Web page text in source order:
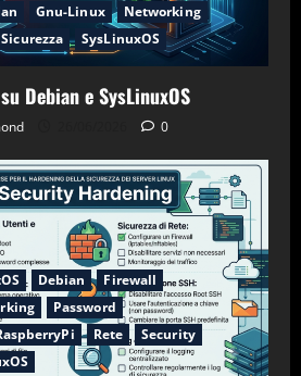
Gnu-Linux
Networking
Sicurezza SysLinuxOS
Debian e SysLinuxOS
0
Debian
Firewall
Password
Rete
Security